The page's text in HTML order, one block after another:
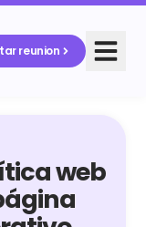
reunion
web